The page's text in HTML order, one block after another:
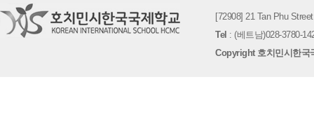
[72908] 21 Tan Phu
Tel : (베트남)028-3780-
Copyright 호치민시한국